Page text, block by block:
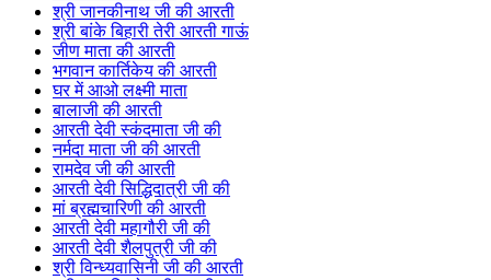
श्री जानकीनाथ जी की आरती
श्री बांके बिहारी तेरी आरती गाऊं
जीण माता की आरती
भगवान कार्तिकेय की आरती
घर में आओ लक्ष्मी माता
बालाजी की आरती
आरती देवी स्कंदमाता जी की
नर्मदा माता जी की आरती
रामदेव जी की आरती
आरती देवी सिद्धिदात्री जी की
मां ब्रह्मचारिणी की आरती
आरती देवी महागौरी जी की
आरती देवी शैलपुत्री जी की
श्री विन्ध्यवासिनी जी की आरती